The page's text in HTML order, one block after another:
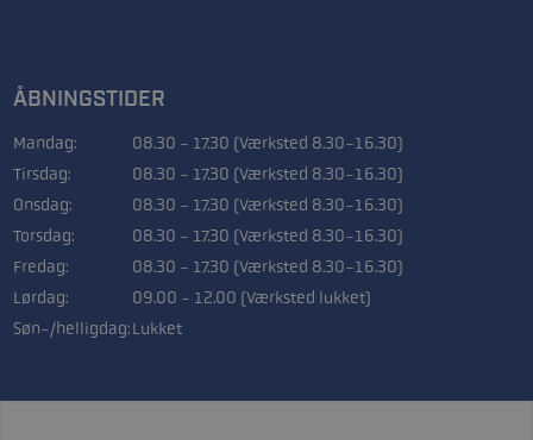
ÅBNINGSTIDER
Mandag:
08.30 - 17.30 (Værksted 8.30-16.30)
Tirsdag:
08.30 - 17.30 (Værksted 8.30-16.30)
Onsdag:
08.30 - 17.30 (Værksted 8.30-16.30)
Torsdag:
08.30 - 17.30 (Værksted 8.30-16.30)
Fredag:
08.30 - 17.30 (Værksted 8.30-16.30)
Lørdag:
09.00 - 12.00 (Værksted lukket)
Søn-/helligdag:Lukket